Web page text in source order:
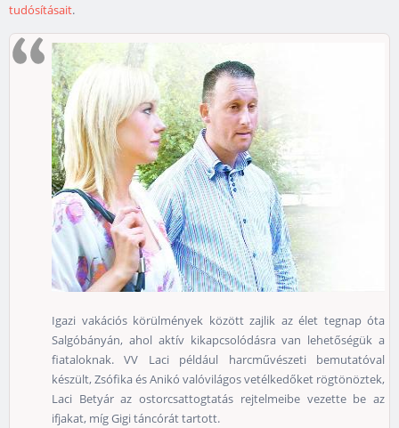
tudósításait.
Igazi vakációs körülmények között zajlik az élet tegnap óta
Salgóbányán, ahol aktív kikapcsolódásra van lehetőségük a
fiataloknak. VV Laci például harcművészeti bemutatóval
készült, Zsófika és Anikó valóvilágos vetélkedőket rögtönöztek,
Laci Betyár az ostorcsattogtatás rejtelmeibe vezette be az
ifjakat, míg Gigi táncórát tartott.